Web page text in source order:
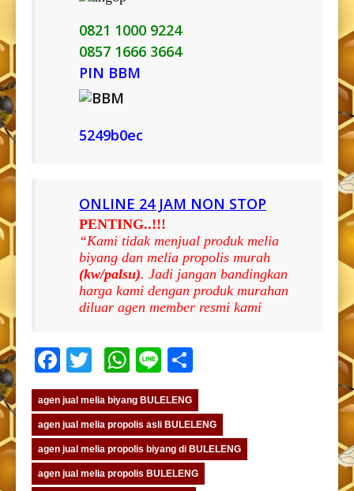
0821 1000 9224
0857 1666 3664
PIN BBM
5249b0ec
ONLINE 24 JAM NON STOP
PENTING..!!!
“Kami tidak menjual produk melia
biyang dan melia propolis murah
(kw/palsu). Jadi jangan bandingkan
harga kami dengan produk murahan
diluar agen member resmi kami
Facebook
TwitterWhatsApp
Line
agen jual melia biyang BULELENG
agen jual melia propolis asli BULELENG
agen jual melia propolis biyang di BULELENG
agen jual melia propolis BULELENG